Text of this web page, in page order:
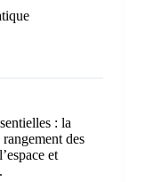
: la
des
et